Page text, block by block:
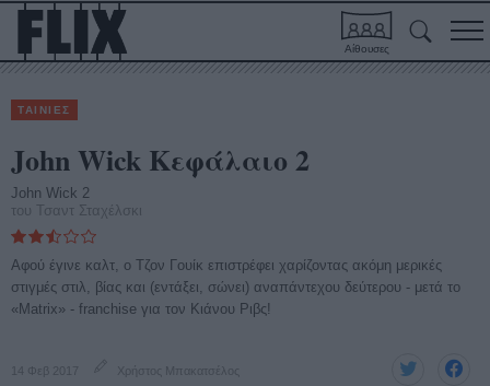
Αίθουσες
ΤΑΙΝΙΕΣ
John Wick Κεφάλαιο 2
John Wick 2
του Τσαντ Σταχέλσκι
Αφού έγινε καλτ, ο Τζον Γουίκ επιστρέφει χαρίζοντας ακόμη μερικές
στιγμές στιλ, βίας και (εντάξει, σώνει) αναπάντεχου δεύτερου - μετά το
«Matrix» - franchise για τον Κιάνου Ριβς!
14 Φεβ 2017 Χρήστος Μπακατσέλος